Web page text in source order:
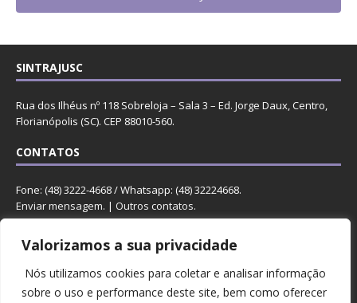
Valorizamos a sua privacidade
Nós utilizamos cookies para coletar e analisar informação
sobre o uso e performance deste site, bem como oferecer
SINTRAJUSC
Rua dos Ilhéus nº 118 Sobreloja – Sala 3 – Ed. Jorge Daux, Centro,
Florianópolis (SC). CEP 88010-560.
CONTATOS
Fone: (48) 3222-4668 / Whatsapp: (48) 32224668.
Enviar mensagem. | Outros contatos.
REDES